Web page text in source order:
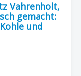
Vahrenholt,
gemacht:
und